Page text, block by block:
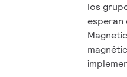
los
esperan